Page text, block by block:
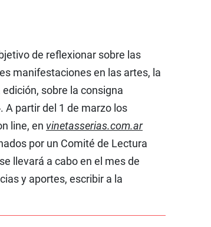
de reflexionar sobre las
manifestaciones en las artes, la
sobre la consigna
A partir del 1 de marzo los
line, en vinetasserias.com.ar
por un Comité de Lectura
llevará a cabo en el mes de
y aportes, escribir a la